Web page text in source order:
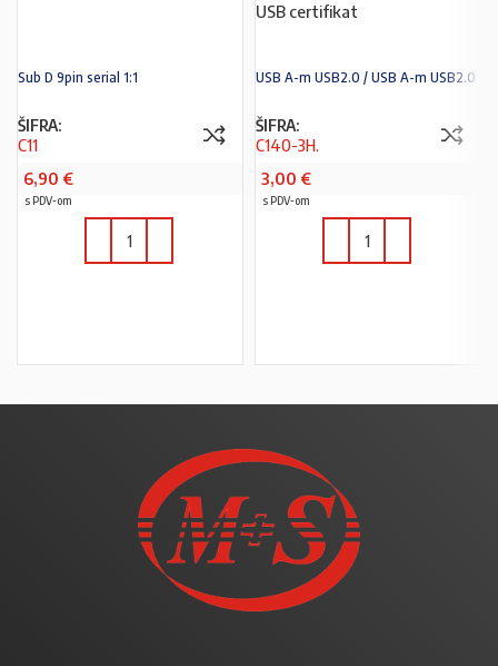
Sub D 9pin serial 1:1
ŠIFRA:
C11
6,90 €
s PDV-om
USB certifikat
USB A-m USB2.0 / USB A-m USB2.0
ŠIFRA:
C140-3H.
3,00 €
s PDV-om